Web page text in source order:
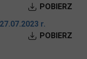
POBIERZ
r.
POBIERZ